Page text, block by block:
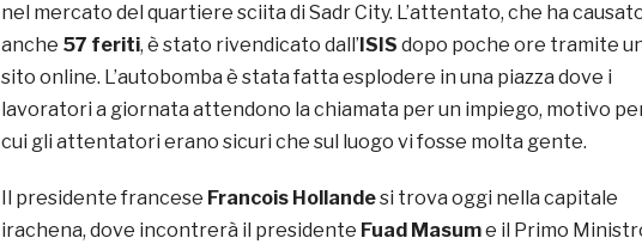
nel mercato del quartiere sciita di Sadr City. L’attentato, che ha
anche 57 feriti, è stato rivendicato dall’ISIS dopo poche ore tramite
sito online. L’autobomba è stata fatta esplodere in una piazza dove i
lavoratori a giornata attendono la chiamata per un impiego, motivo
cui gli attentatori erano sicuri che sul luogo vi fosse molta gente.
Il presidente francese Francois Hollandesi trova oggi nella capitale
irachena, dove incontrerà il presidente Fuad Masume il Primo